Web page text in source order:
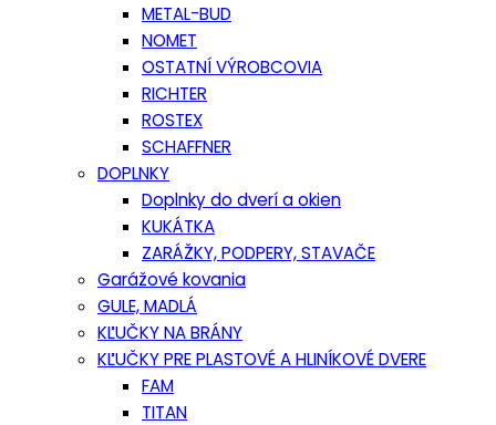
METAL-BUD
NOMET
OSTATNÍ VÝROBCOVIA
RICHTER
ROSTEX
SCHAFFNER
DOPLNKY
Doplnky do dverí a okien
KUKÁTKA
ZARÁŽKY, PODPERY, STAVAČE
Garážové kovania
GULE, MADLÁ
KĽUČKY NA BRÁNY
KĽUČKY PRE PLASTOVÉ A HLINÍKOVÉ DVERE
FAM
TITAN